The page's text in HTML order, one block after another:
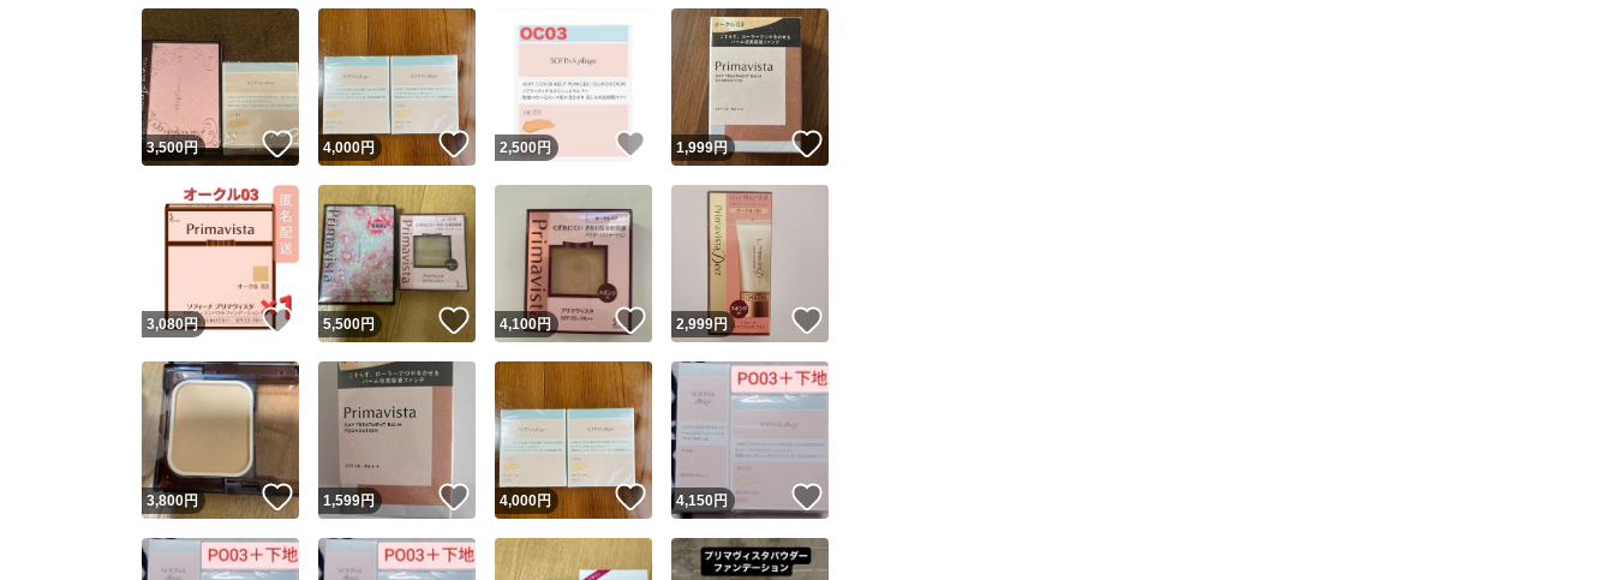
スピード&安心発送
※このバッジは実績に基づく表示であり、発送を保証しているものではありません
スピード＆安心発送
このユーザーは高頻度で24時間以内＆設定した発送日数内に発送してい
ます
スピード発送 このユーザーは高頻度で24時間以内に発送しています
安心発送 このユーザーは設定した発送日数内に発送しています
キャンセル
3,500円 いいね！
4,000円 いいね！
2,500 円 いいね！
1,999円
3,080円 いいね！
5,500円 いいね！
4,100円 いいね！
2,999円
3,800円 いいね！
1,599円 いいね！
4,000円 いいね！
4,150円